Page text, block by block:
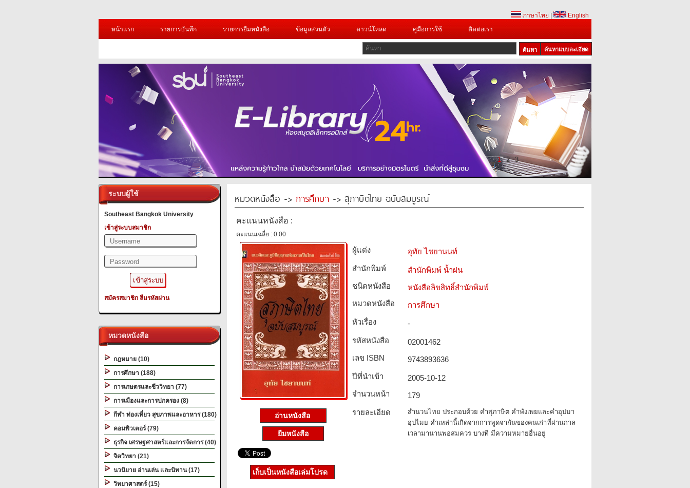
ภาษาไทย
English
หน้าแรก
รายการบันทึก รายการยืมหนังสือ ข้อมูลส่วนตัว ดาวน์โหลด คู่มือการใช้ ติดต่อเรา
ค้นหาแบบละเอียด
1 2 3
ระบบผู้ใช้
Southeast Bangkok University
เข้าสู่ระบบสมาชิก
สมัครสมาชิก ลืมรหัสผ่าน
หมวดหนังสือ
กฎหมาย (10)
การศึกษา (188)
การเกษตรและชีววิทยา (77)
การเมืองและการปกครอง (8)
กีฬา ท่องเที่ยว สุขภาพและอาหาร (180)
คอมพิวเตอร์ (79)
ธุรกิจ เศรษฐศาสตร์และการจัดการ (40)
จิตวิทยา (21)
นวนิยาย อ่านเล่น และนิทาน (17)
วิทยาศาสตร์ (15)
หมวดหนังสือ -> การศึกษา -> สุภาษิตไทย ฉบับสมบูรณ์
คะแนนหนังสือ :
คะแนนเฉลี่ย : 0.00
อ่านหนังสือ
ยืมหนังสือ
ผู้แต่ง
อุทัย ไชยานนท์
สำนักพิมพ์
สำนักพิมพ์ น้ำฝน
ชนิดหนังสือ­
หนังสือลิขสิทธิ์สำนักพิมพ์
หมวดหนังสือ­
การศึกษา
หัวเรื่อง
-
รหัสหนังสือ­
02001462
เลข ISBN
9743893636
ปีที่นำเข้า
2005-10-12
จำนวนหน้า
179
รายละเอียด
สำนวนไทย ประกอบด้วย คำสุภาษิต คำพังเพยและคำอุปมา
อุปไมย คำเหล่านี้เกิดจากการพูดจากันของคนเก่าที่ผ่านกาล
เวลามานานพอสมควร บางที มีความหมายอื่นอยู่
เก็บเป็นหนังสือเล่มโปรด